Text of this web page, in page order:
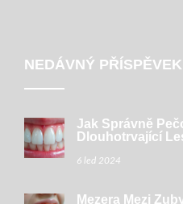
NEDÁVNÝ PŘÍSPĚVEK
Jak Správně
Dlouhotrvající
6 led 2024
Mezera Mezi